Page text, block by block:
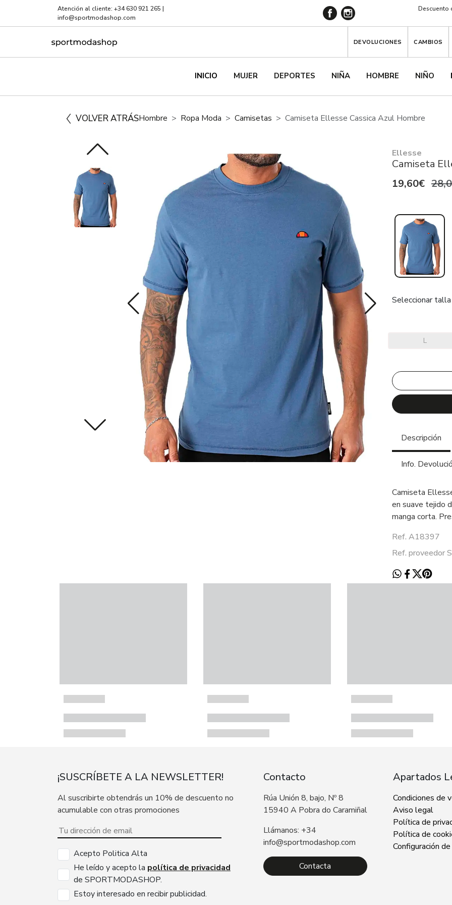
Atención al cliente: +34 630 921 265 |
info@sportmodashop.com
Descuento
INICIO MUJER DEPORTES NIÑA HOMBRE NIÑO
DEVOLUCIONES CAMBIOS
VOLVER ATRÁSHombre Ropa Moda Camisetas Camiseta Ellesse Cassica Azul Hombre
Ellesse
Camiseta
19,60€
Seleccionar talla
L
Descripción
Info.
Camiseta
en suave tejido
manga corta.
Ref. A18397
Ref. proveedor
¡SUSCRÍBETE A LA NEWSLETTER!
Al suscribirte obtendrás un 10% de descuento no
acumulable con otras promociones
Acepto Politica Alta
He leído y acepto la política de privacidad
de SPORTMODASHOP.
Estoy interesado en recibir publicidad.
Contacto
Rúa Unión 8, bajo, Nº 8
15940 A Pobra do Caramiñal
Llámanos: +34
info@sportmodashop.com
Contacta
Apartados
Condiciones de
Aviso legal
Política de
Política de
Configuración